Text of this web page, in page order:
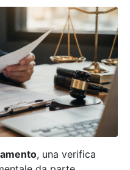
, una verifica